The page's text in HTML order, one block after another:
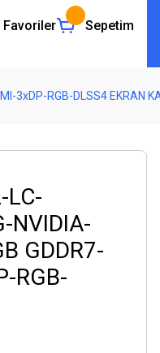
Favoriler Sepetim
3xDP-RGB-DLSS4 EKRAN
LC-
NVIDIA-
GDDR7-
RGB-